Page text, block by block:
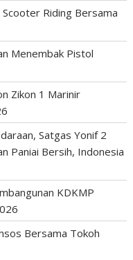
Riding Bersama
Menembak Pistol
Zikon 1 Marinir
Satgas Yonif 2
Paniai Bersih, Indonesia
KDKMP
Bersama Tokoh